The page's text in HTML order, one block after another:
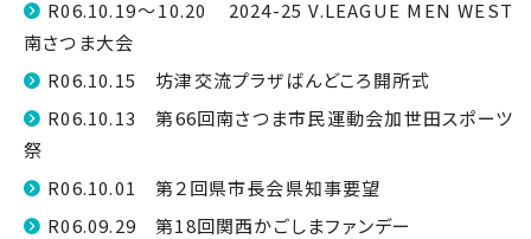
R06.10.19～10.20 2024-25 V.LEAGUE MEN WEST
南さつま大会
R06.10.15 坊津交流プラザばんどころ開所式
R06.10.13 第66回南さつま市民運動会加世田スポーツ
祭
R06.10.01 第２回県市長会県知事要望
R06.09.29 第18回関西かごしまファンデー